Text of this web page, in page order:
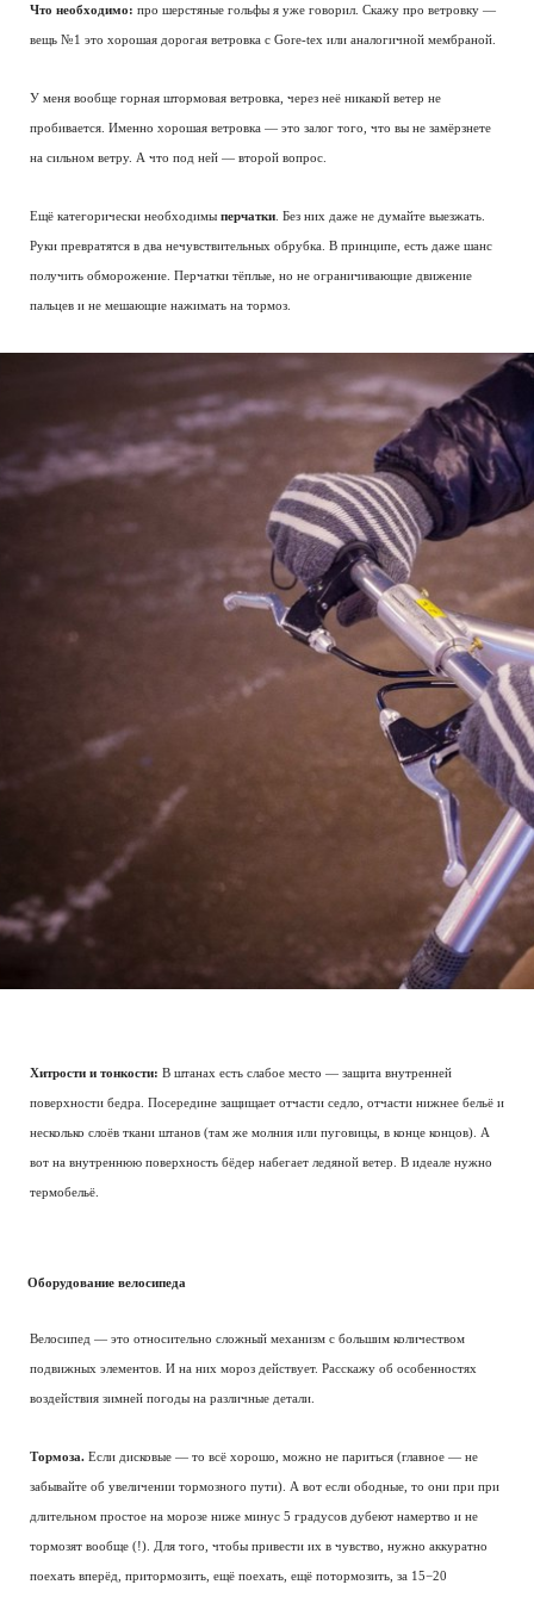
Что необходимо: про шерстяные гольфы я уже говорил. Скажу про ветровку —
вещь №1 это хорошая дорогая ветровка с Gore-tex или аналогичной мембраной.
У меня вообще горная штормовая ветровка, через неё никакой ветер не
пробивается. Именно хорошая ветровка — это залог того, что вы не замёрзнете
на сильном ветру. А что под ней — второй вопрос.
Ещё категорически необходимы перчатки. Без них даже не думайте выезжать.
Руки превратятся в два нечувствительных обрубка. В принципе, есть даже шанс
получить обморожение. Перчатки тёплые, но не ограничивающие движение
пальцев и не мешающие нажимать на тормоз.
Хитрости и тонкости: В штанах есть слабое место — защита внутренней
поверхности бедра. Посередине защищает отчасти седло, отчасти нижнее бельё и
несколько слоёв ткани штанов (там же молния или пуговицы, в конце концов). А
вот на внутреннюю поверхность бёдер набегает ледяной ветер. В идеале нужно
термобельё.
Оборудование велосипеда
Велосипед — это относительно сложный механизм с большим количеством
подвижных элементов. И на них мороз действует. Расскажу об особенностях
воздействия зимней погоды на различные детали.
Тормоза. Если дисковые — то всё хорошо, можно не париться (главное — не
забывайте об увеличении тормозного пути). А вот если ободные, то они при при
длительном простое на морозе ниже минус 5 градусов дубеют намертво и не
тормозят вообще (!). Для того, чтобы привести их в чувство, нужно аккуратно
поехать вперёд, притормозить, ещё поехать, ещё потормозить, за 15−20